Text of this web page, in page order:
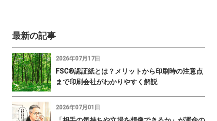
最新の記事
2026年07月17日
FSC®認証紙とは？メリットから印刷時の注意点
まで印刷会社がわかりやすく解説
2026年07月01日